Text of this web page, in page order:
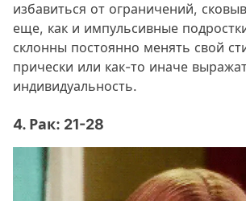
избавиться от ограничений,
еще, как и импульсивные
склонны постоянно менять свой
прически или как-то иначе
индивидуальность.
4. Рак: 21-28